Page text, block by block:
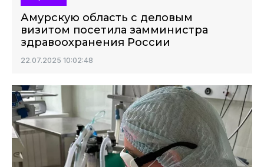
Амурскую область с деловым
визитом посетила замминистра
здравоохранения России
22.07.2025 10:02:48